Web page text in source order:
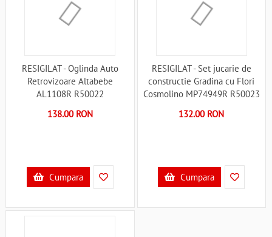
RESIGILAT - Oglinda Auto
Retrovizoare Altabebe
AL1108R R50022
138.00 RON
Cumpara
RESIGILAT - Set jucarie de
constructie Gradina cu Flori
Cosmolino MP74949R R50023
132.00 RON
Cumpara